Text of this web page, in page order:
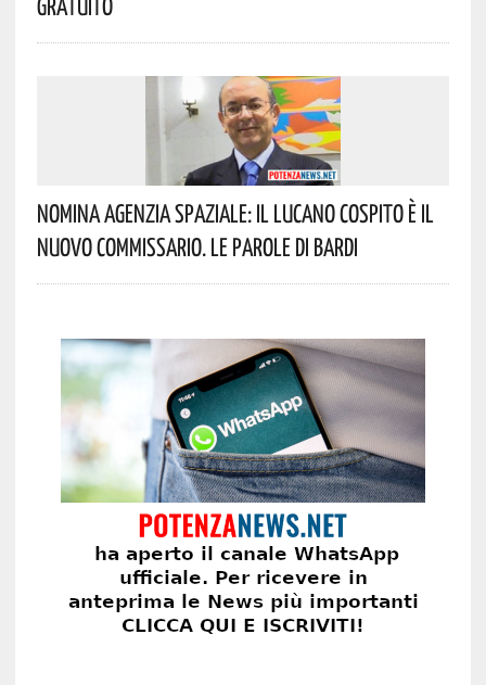
Nomina Agenzia Spaziale: Il Lucano Cospito È Il
Nuovo Commissario. Le Parole Di Bardi